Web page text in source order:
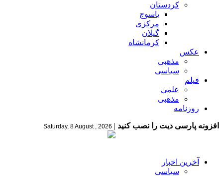
کردستان
یاسوج
مرکزی
گیلان
کرمانشاه
عکس
مذهبی
سیاسی
فیلم
علمی
مذهبی
روزنامه
افزونه پارسی دیت را نصب کنید |
Saturday, 8 August , 2026
آخرین اخبار
سیاسی